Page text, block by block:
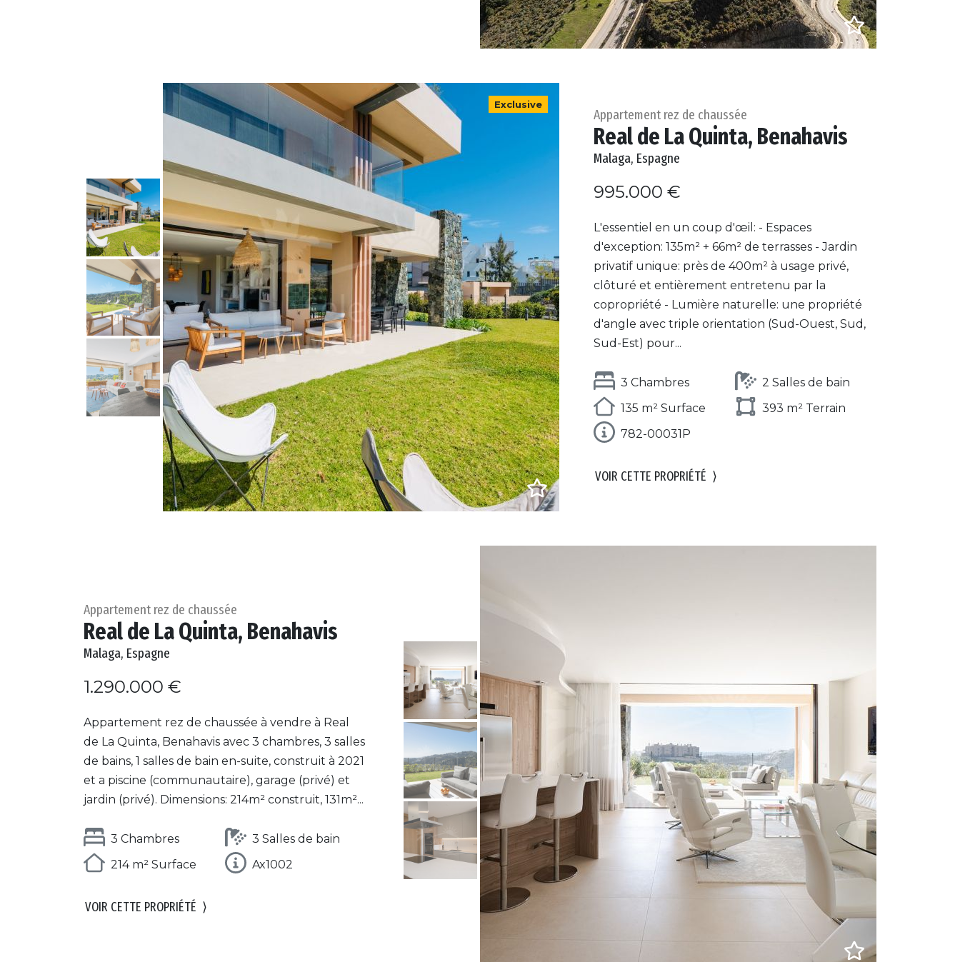
Exclusive
Appartement rez de chaussée
Real de La Quinta, Benahavis
Malaga, Espagne
995.000 €
L'essentiel en un coup d'œil: - Espaces
d'exception: 135m² + 66m² de terrasses - Jardin
privatif unique: près de 400m² à usage privé,
clôturé et entièrement entretenu par la
copropriété - Lumière naturelle: une propriété
d'angle avec triple orientation (Sud-Ouest, Sud,
Sud-Est) pour...
3 Chambres
2 Salles de bain
135 m² Surface
393 m² Terrain
782-00031P
VOIR CETTE PROPRIÉTÉ ⟩
Appartement rez de chaussée
Real de La Quinta, Benahavis
Malaga, Espagne
1.290.000 €
Appartement rez de chaussée à vendre à Real
de La Quinta, Benahavis avec 3 chambres, 3 salles
de bains, 1 salles de bain en-suite, construit à 2021
et a piscine (communautaire), garage (privé) et
jardin (privé). Dimensions: 214m² construit, 131m²...
3 Chambres
3 Salles de bain
214 m² Surface
Ax1002
VOIR CETTE PROPRIÉTÉ ⟩